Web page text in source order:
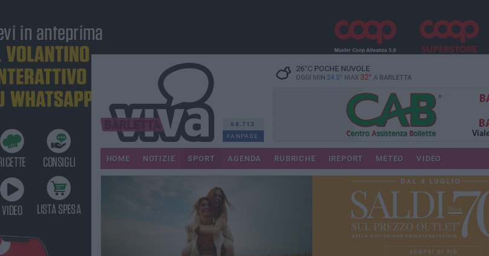
68.713
FANPAGE
26°CPOCHE NUVOLE
OGGI MIN 24.5° MAX 32° A BARLETTA
HOME NOTIZIE SPORT AGENDA RUBRICHE IREPORT METEO VIDEO